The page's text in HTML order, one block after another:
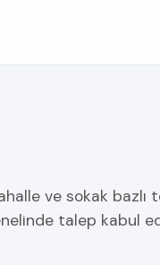
ve sokak
talep kabul